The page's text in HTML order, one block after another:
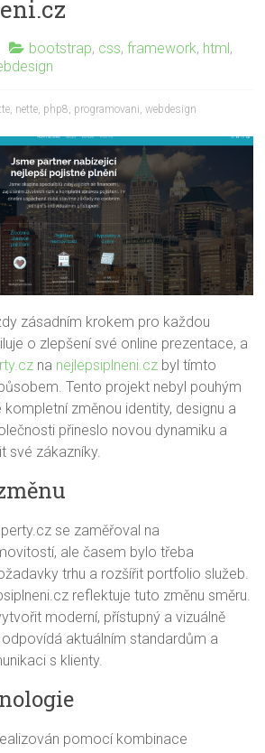
bootstrap, css,framework, html ,
, nette, php8, programovani,webdesign
zásadním krokem pro každou
o zlepšení své online prezentace, a
na nejlepsiplneni.cz byl tímto
Tento projekt nebyl pouhým
změnou identity, designu a
přineslo novou dynamiku a
své zákazníky.
se zaměřoval na
ale časem bylo třeba
trhu a rozšířit portfolio služeb.
reflektuje tuto změnu směru.
moderní, přístupný a vizuálně
aktuálním standardům a
s klienty.
pomocí kombinace